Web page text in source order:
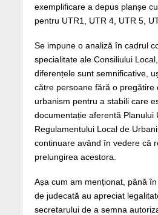
exemplificare a depus planșe
pentru UTR1, UTR 4, UTR 5,
Se impune o analiză în cadrul
specialitate ale Consiliului
diferențele sunt semnificative,
către persoane fără o pregătire
urbanism pentru a stabili care
documentație aferentă Planului
Regulamentului Local de
continuare având în vedere că
prelungirea acestora.
Așa cum am menționat, până
de judecată au apreciat
secretarului de a semna